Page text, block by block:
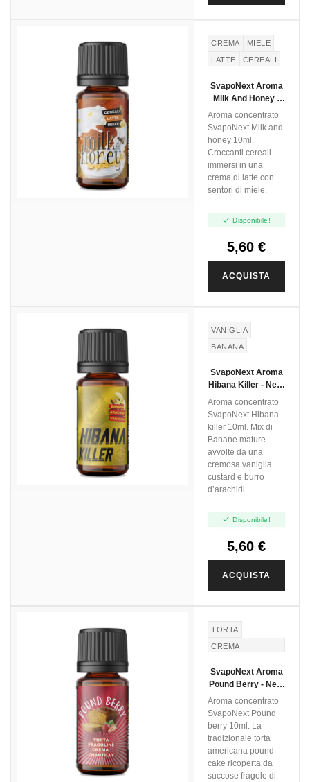
CREMA
MIELE
LATTE
CEREALI
SvapoNext Aroma
Milk And Honey -
Next Flavour - 10ml
Aroma concentrato
SvapoNext Milk and
honey 10ml.
Croccanti cereali
immersi in una
crema di latte con
sentori di miele.
 Disponibile!
5,60 €
ACQUISTA
VANIGLIA
BANANA
PASTICCERA
ARACHIDI
SvapoNext Aroma
Hibana Killer - Next
Flavour - 10ml
Aroma concentrato
SvapoNext Hibana
killer 10ml. Mix di
Banane mature
avvolte da una
cremosa vaniglia
custard e burro
d’arachidi.
 Disponibile!
5,60 €
ACQUISTA
TORTA
CREMA
FRAGOLINE DI
STRAWBERRIES
SvapoNext Aroma
Pound Berry - Next
Flavour - 10ml
Aroma concentrato
SvapoNext Pound
berry 10ml. La
tradizionale torta
americana pound
cake ricoperta da
succose fragole di